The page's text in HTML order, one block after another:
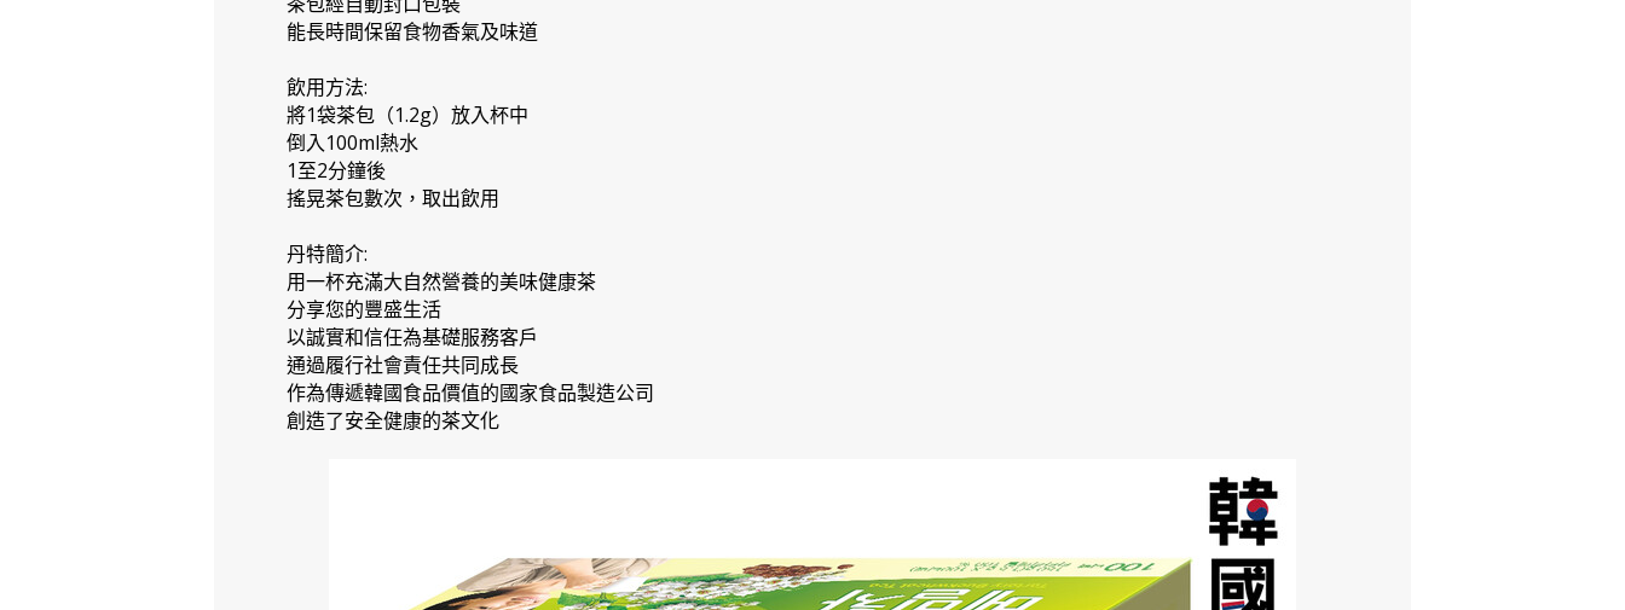
能長時間保留食物香氣及味道
飲用方法:
將1袋茶包（1.2g）放入杯中
倒入100ml熱水
1至2分鐘後
搖晃茶包數次，取出飲用
丹特簡介:
用一杯充滿大自然營養的美味健康茶
分享您的豐盛生活
以誠實和信任為基礎服務客戶
通過履行社會責任共同成長
作為傳遞韓國食品價值的國家食品製造公司
創造了安全健康的茶文化